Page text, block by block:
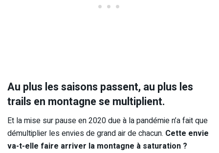
Au plus les saisons passent, au plus les
trails en montagne se multiplient.
Et la mise sur pause en 2020 due à la pandémie n’a fait que
démultiplier les envies de grand air de chacun. Cette envie
va-t-elle faire arriver la montagne à saturation ?